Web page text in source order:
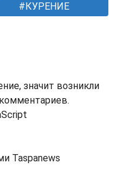
КУРЕНИЕ
значит возникли
Taspanews